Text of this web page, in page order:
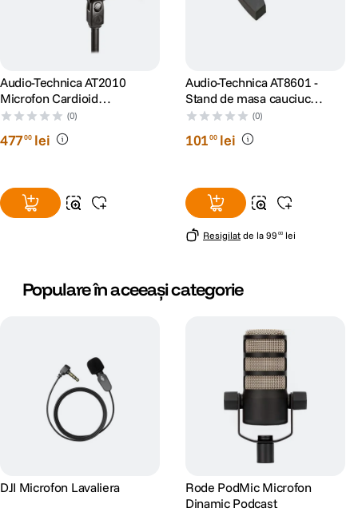
Audio-Technica AT2010
Microfon Cardioid
Condenser (0)
47700 lei
Audio-Technica AT8601 -
Stand de masa cauciuc
pentru microfon
(0)
10100 lei
Resigilat de la 99 00 lei
Populare în aceeași categorie
DJI Microfon Lavaliera
Rode PodMic Microfon
Dinamic Podcast